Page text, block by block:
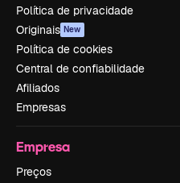
Política de privacidade
Originais New
Política de cookies
Central de confiabilidade
Afiliados
Empresas
Empresa
Preços